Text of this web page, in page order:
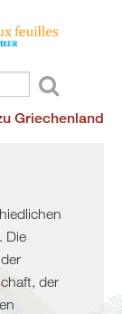
Griechenland
Die
der